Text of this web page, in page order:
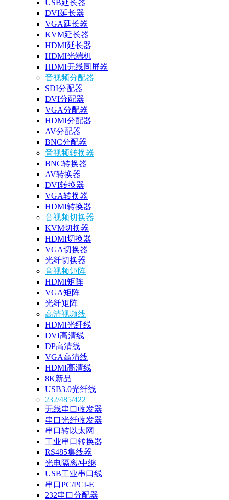
USB延长器
DVI延长器
VGA延长器
KVM延长器
HDMI延长器
HDMI光端机
HDMI无线同屏器
音视频分配器
SDI分配器
DVI分配器
VGA分配器
HDMI分配器
AV分配器
BNC分配器
音视频转换器
BNC转换器
AV转换器
DVI转换器
VGA转换器
HDMI转换器
音视频切换器
KVM切换器
HDMI切换器
VGA切换器
光纤切换器
音视频矩阵
HDMI矩阵
VGA矩阵
光纤矩阵
高清视频线
HDMI光纤线
DVI高清线
DP高清线
VGA高清线
HDMI高清线
8K新品
USB3.0光纤线
232/485/422
无线串口收发器
串口光纤收发器
串口转以太网
工业串口转换器
RS485集线器
光电隔离/中继
USB工业串口线
串口PC/PCI-E
232串口分配器